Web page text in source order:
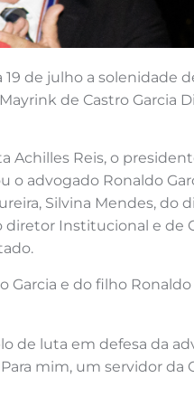
de julho a solenidade
de Castro Garcia
Achilles Reis, o
o advogado Ronaldo
Silvina Mendes, do
diretor Institucional e de
e do filho
de luta em defesa da
mim, um servidor da